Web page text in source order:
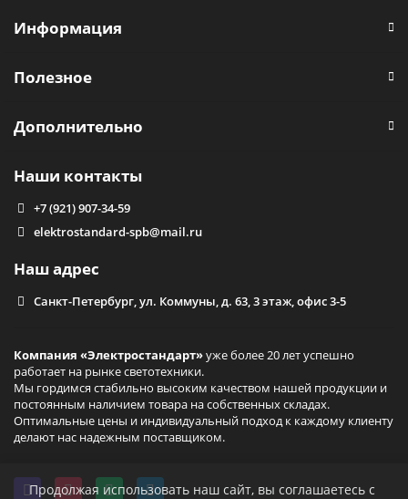
Информация
Полезное
Дополнительно
Наши контакты
+7 (921) 907-34-59
elektrostandard-spb@mail.ru
Наш адрес
Санкт-Петербург, ул. Коммуны, д. 63, 3 этаж, офис 3-5
Компания «Электростандарт»уже более 20 лет успешно
работает на рынке светотехники.
Мы гордимся стабильно высоким качеством нашей продукции и
постоянным наличием товара на собственных складах.
Оптимальные цены и индивидуальный подход к каждому клиенту
делают нас надежным поставщиком.
Продолжая использовать наш сайт, вы соглашаетесь с